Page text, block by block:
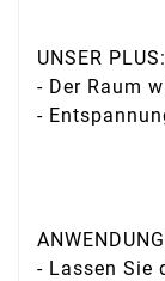
UNSER PLUS:
- Der Raum
-
- Lassen Sie